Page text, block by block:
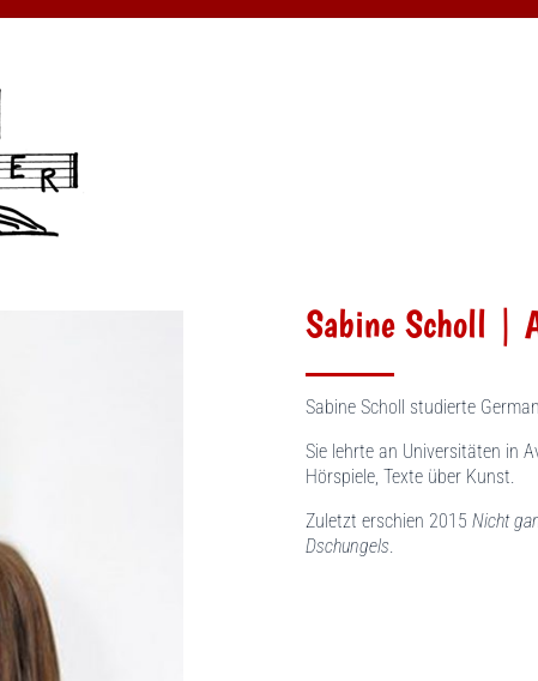
Sabine Scholl |
Sabine Scholl studierte
Sie lehrte an Universitäten in
Hörspiele, Texte über Kunst.
Zuletzt erschien 2015 Nicht
Dschungels.